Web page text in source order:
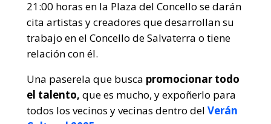
21:00 horas en la Plaza del Concello se darán
cita artistas y creadores que desarrollan su
trabajo en el Concello de Salvaterra o tiene
relación con él.
Una paserela que busca promocionar todo
el talento, que es mucho, y expoñerlo para
todos los vecinos y vecinas dentro del Verán